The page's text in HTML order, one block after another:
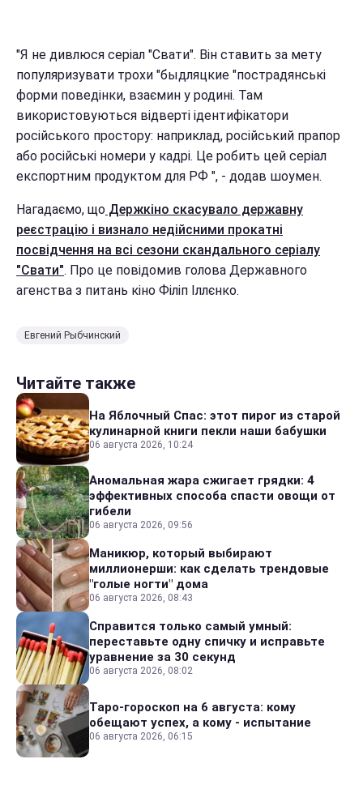
"Я не дивлюся серіал "Свати". Він ставить за мету
популяризувати трохи "быдляцкие "пострадянські
форми поведінки, взаємин у родині. Там
використовуються відверті ідентифікатори
російського простору: наприклад, російський прапор
або російські номери у кадрі. Це робить цей серіал
експортним продуктом для РФ ", - додав шоумен.
Нагадаємо, що Держкіно скасувало державну
реєстрацію і визнало недійсними прокатні
посвідчення на всі сезони скандального серіалу
"Свати". Про це повідомив голова Державного
агенства з питань кіно Філіп Іллєнко.
Евгений Рыбчинский
Читайте также
На Яблочный Спас: этот пирог из старой
кулинарной книги пекли наши бабушки
06 августа 2026, 10:24
Аномальная жара сжигает грядки: 4
эффективных способа спасти овощи от
гибели
06 августа 2026, 09:56
Маникюр, который выбирают
миллионерши: как сделать трендовые
"голые ногти" дома
06 августа 2026, 08:43
Справится только самый умный:
переставьте одну спичку и исправьте
уравнение за 30 секунд
06 августа 2026, 08:02
Таро-гороскоп на 6 августа: кому
обещают успех, а кому - испытание
06 августа 2026, 06:15